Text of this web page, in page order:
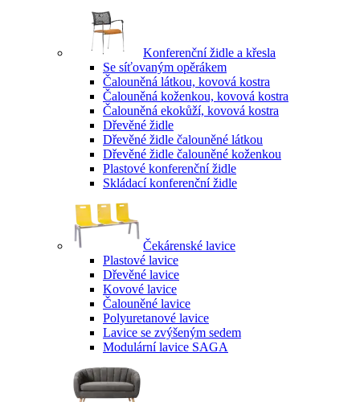
Konferenční židle a křesla
Se síťovaným opěrákem
Čalouněná látkou, kovová kostra
Čalouněná koženkou, kovová kostra
Čalouněná ekokůží, kovová kostra
Dřevěné židle
Dřevěné židle čalouněné látkou
Dřevěné židle čalouněné koženkou
Plastové konferenční židle
Skládací konferenční židle
Čekárenské lavice
Plastové lavice
Dřevěné lavice
Kovové lavice
Čalouněné lavice
Polyuretanové lavice
Lavice se zvýšeným sedem
Modulární lavice SAGA